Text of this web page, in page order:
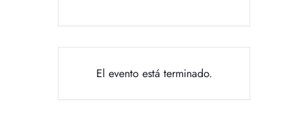
El evento está terminado.